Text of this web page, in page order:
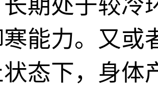
期处于较冷
能力。又或
态下，身体